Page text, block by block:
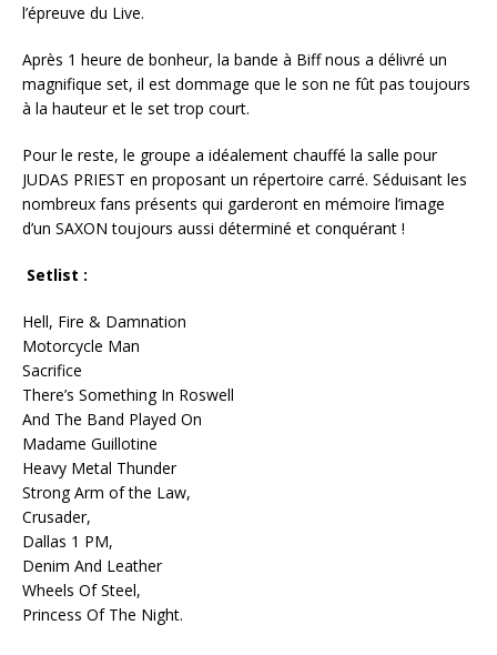
l’épreuve du Live.
Après 1 heure de bonheur, la bande à Biff nous a délivré un
magnifique set, il est dommage que le son ne fût pas toujours
à la hauteur et le set trop court.
Pour le reste, le groupe a idéalement chauffé la salle pour
JUDAS PRIEST en proposant un répertoire carré. Séduisant les
nombreux fans présents qui garderont en mémoire l’image
d’un SAXON toujours aussi déterminé et conquérant !
Setlist :
Hell, Fire & Damnation
Motorcycle Man
Sacrifice
There’s Something In Roswell
And The Band Played On
Madame Guillotine
Heavy Metal Thunder
Strong Arm of the Law,
Crusader,
Dallas 1 PM,
Denim And Leather
Wheels Of Steel,
Princess Of The Night.